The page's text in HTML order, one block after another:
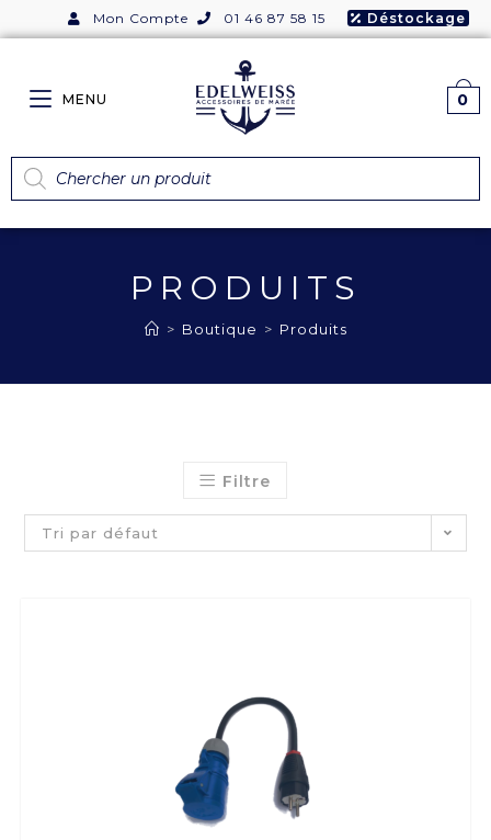
Mon Compte 01 46 87 58 15 Déstockage
MENU 0
PRODUITS
> Boutique > Produits
Filtre
Tri par défaut